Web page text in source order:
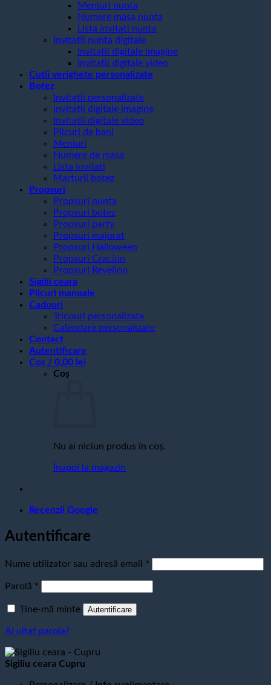
Meniuri nunta
Numere masa nunta
Lista invitati nunta
Invitatii nunta digitale
Invitatii digitale imagine
Invitatii digitale video
Cutii verighete personalizate
Botez
Invitatii personalizate
invitatii digitale imagine
Invitatii digitale video
Plicuri de bani
Meniuri
Numere de masa
Lista invitati
Marturii botez
Propsuri
Propsuri nunta
Propsuri botez
Propsuri party
Propsuri majorat
Propsuri Halloween
Propsuri Craciun
Propsuri Revelion
Sigilii ceara
Plicuri manuale
Cadouri
Tricouri personalizate
Calendare personalizate
Contact
Autentificare
Coș / 0,00 lei
Coș
Nu ai niciun produs în coș.
Înapoi la magazin
Recenzii Google
Autentificare
Nume utilizator sau adresă email *
Parolă *
Ține-mă minte Autentificare
Ai uitat parola?
Sigiliu ceara Cupru